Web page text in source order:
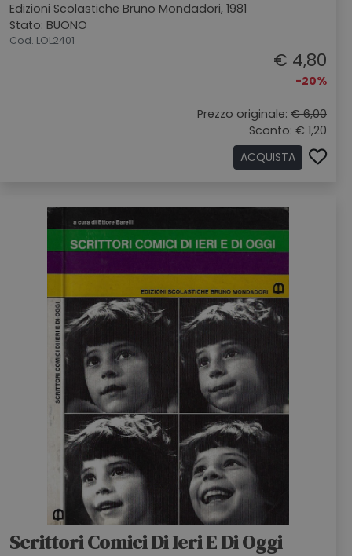
Edizioni Scolastiche Bruno Mondadori, 1981
Stato: BUONO
Cod. LOL2401
€ 4,80
-20%
Prezzo originale: € 6,00
Sconto: € 1,20
ACQUISTA
Scrittori Comici Di Ieri E Di Oggi